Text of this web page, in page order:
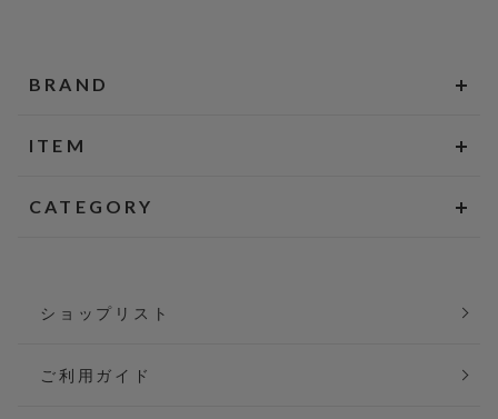
BRAND
ITEM
CATEGORY
ショップリスト
ご利用ガイド